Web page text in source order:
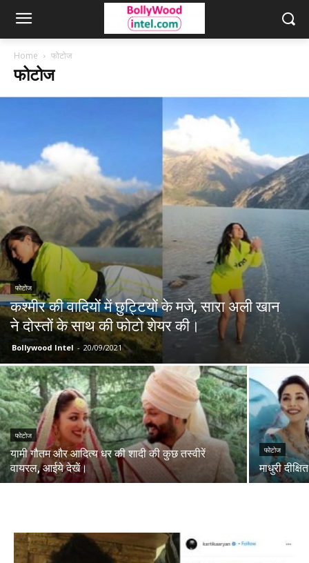
Home फोटोज
फोटोज
फोटोज
कश्मीर की वादियों में छुट्टियों के मजे, सारा अली खान
ने दोस्तों के साथ की फोटो शेयर की।
Bollywood Intel - 20/09/2021
फोटोज
यामी गौतम और आदित्य धर की शादी की कुछ तस्वीरें
वायरल, आईये देखें।
फोटोज
माधुरी